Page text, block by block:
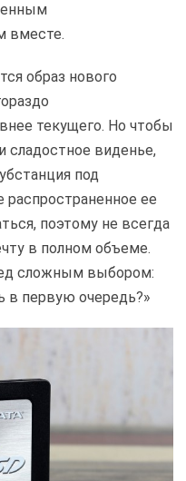
вместе.
образ нового
текущего. Но чтобы
сладостное виденье,
под
распространенное ее
поэтому не всегда
в полном объеме.
сложным выбором:
в первую очередь?»